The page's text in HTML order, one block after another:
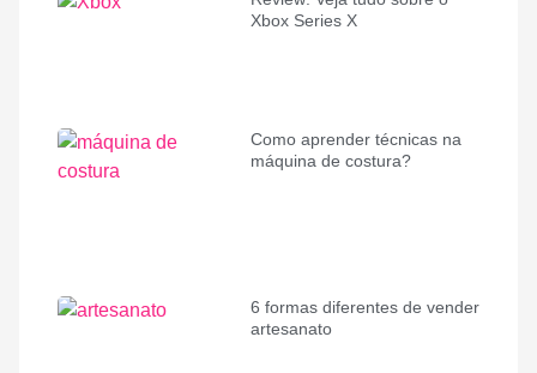
Xbox Series X
Como aprender técnicas na
máquina de costura?
6 formas diferentes de vender
artesanato